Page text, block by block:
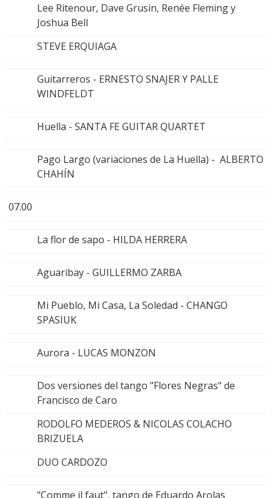
Lee Ritenour, Dave Grusin, Renée Fleming y
Joshua Bell
STEVE ERQUIAGA
Guitarreros - ERNESTO SNAJER Y PALLE
WINDFELDT
Huella - SANTA FE GUITAR QUARTET
Pago Largo (variaciones de La Huella) - ALBERTO
CHAHÍN
07.00
La flor de sapo - HILDA HERRERA
Aguaribay - GUILLERMO ZARBA
Mi Pueblo, Mi Casa, La Soledad - CHANGO
SPASIUK
Aurora - LUCAS MONZON
Dos versiones del tango "Flores Negras" de
Francisco de Caro
RODOLFO MEDEROS & NICOLAS COLACHO
BRIZUELA
DUO CARDOZO
"Comme il faut", tango de Eduardo Arolas